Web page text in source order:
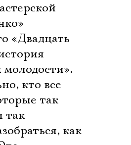
«Двадцать
молодости».
кто все
так
так
как